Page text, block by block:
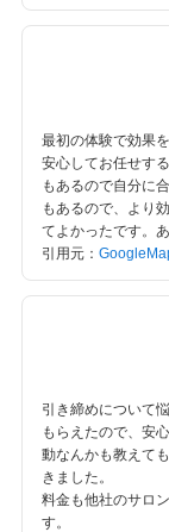
最初の体験で効果
安心してお任せす
もあるので自分に
もあるので、より
てよかったです。
引用元：
引き締めについて
もらえたので、安
動なんかも教えて
きました。
料金も他社のサロ
す。